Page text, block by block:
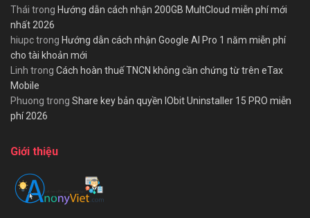
Thái trong Hướng dẫn cách nhận 200GB MultCloud miễn phí mới
nhất 2026
hiupctrong Hướng dẫn cách nhận Google AI Pro 1 năm miễn phí
cho tài khoản mới
Linh trong Cách hoàn thuế TNCN không cần chứng từ trên eTax
Mobile
Phuong trong Share key bản quyền IObit Uninstaller 15 PRO miễn
phí 2026
Giới thiệu